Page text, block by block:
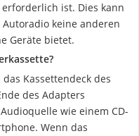
ist. Dies kann
keine anderen
Geräte bietet.
Kassettendeck des
des Adapters
wie einem CD-
Wenn das